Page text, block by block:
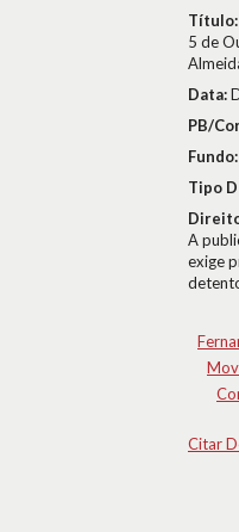
Título:
5 de
Data:
PB/
Fundo:
Tipo
A
exige
Citar